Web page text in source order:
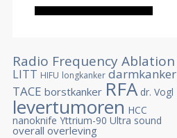
Radio Frequency Ablation
LITT HIFU longkanker darmkanker
TACE borstkanker RFA dr. Vogl
levertumoren HCC
nanoknife Yttrium-90 Ultra sound
overall overleving